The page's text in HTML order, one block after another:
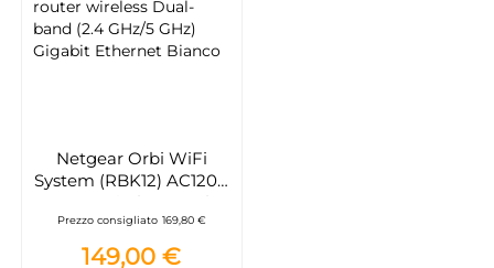
Netgear Orbi WiFi
System (RBK12) AC1200
band (2.4 GHz/5 GHz)
Gigabit Ethernet
Prezzo consigliato 169,80 €
149,00 €